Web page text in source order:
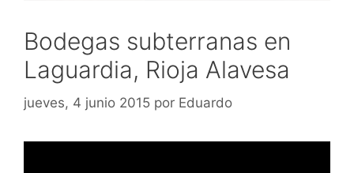
Bodegas subterranas en
Laguardia, Rioja Alavesa
jueves, 4 junio 2015 por Eduardo